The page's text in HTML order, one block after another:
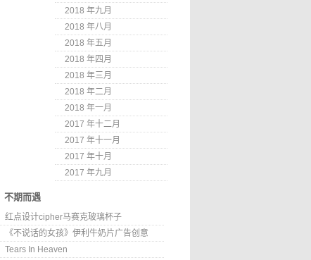
2018 年九月
2018 年八月
2018 年五月
2018 年四月
2018 年三月
2018 年二月
2018 年一月
2017 年十二月
2017 年十一月
2017 年十月
2017 年九月
不期而遇
红点设计cipher马赛克玻璃杯子
《不说话的女孩》伊利牛奶片广告创意
Tears In Heaven